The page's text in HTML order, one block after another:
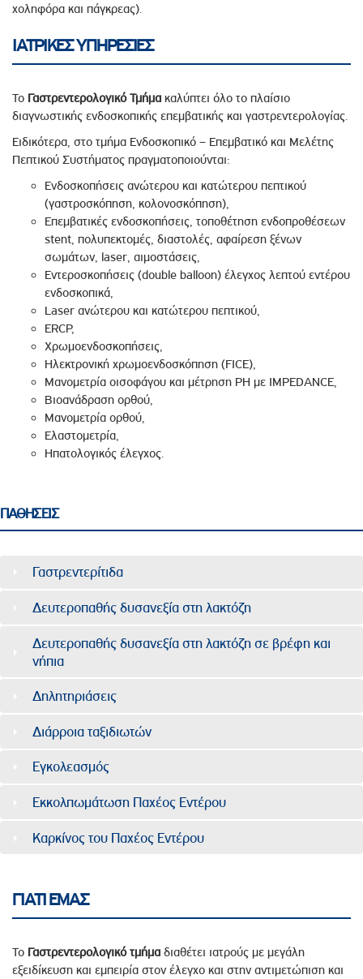
χοληφόρα και πάγκρεας).
ΙΑΤΡΙΚΕΣ ΥΠΗΡΕΣΙΕΣ
Το Γαστρεντερολογικό Τμήμα καλύπτει όλο το πλαίσιο
διαγνωστικής ενδοσκοπικής επεμβατικής και γαστρεντερολογίας.
Ειδικότερα, στο τμήμα Ενδοσκοπικό – Επεμβατικό και Μελέτης
Πεπτικού Συστήματος πραγματοποιούνται:
Ενδοσκοπήσεις ανώτερου και κατώτερου πεπτικού
(γαστροσκόπηση, κολονοσκόπηση),
Επεμβατικές ενδοσκοπήσεις, τοποθέτηση ενδοπροθέσεων
stent, πολυπεκτομές, διαστολές, αφαίρεση ξένων
σωμάτων, laser, αιμοστάσεις,
Εντεροσκοπήσεις (double balloon) έλεγχος λεπτού εντέρου
ενδοσκοπικά,
Laser ανώτερου και κατώτερου πεπτικού,
ERCP,
Χρωμοενδοσκοπήσεις,
Ηλεκτρονική χρωμοενδοσκόπηση (FICE),
Μανομετρία οισοφάγου και μέτρηση PH με IMPEDANCE,
Βιοανάδραση ορθού,
Μανομετρία ορθού,
Ελαστομετρία,
Ηπατολογικός έλεγχος.
ΠΑΘΗΣΕΙΣ
Γαστρεντερίτιδα
Δευτεροπαθής δυσανεξία στη λακτόζη
Δευτεροπαθής δυσανεξία στη λακτόζη σε βρέφη και
νήπια
Δηλητηριάσεις
Διάρροια ταξιδιωτών
Εγκολεασμός
Εκκολπωμάτωση Παχέος Εντέρου
Καρκίνος του Παχέος Εντέρου
ΓΙΑΤΙ ΕΜΑΣ
Το Γαστρεντερολογικό τμήμα διαθέτει ιατρούς με μεγάλη
εξειδίκευση και εμπειρία στον έλεγχο και στην αντιμετώπιση και